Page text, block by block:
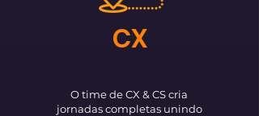
CX
O time de CX & CScria
jornadas completas unindo